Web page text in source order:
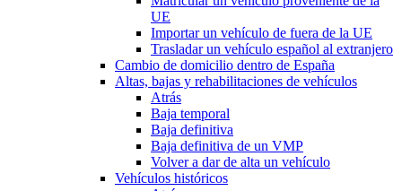
UE
Importar un vehículo de fuera de la UE
Trasladar un vehículo español al extranjero
Cambio de domicilio dentro de España
Altas, bajas y rehabilitaciones de vehículos
Atrás
Baja temporal
Baja definitiva
Baja definitiva de un VMP
Volver a dar de alta un vehículo
Vehículos históricos